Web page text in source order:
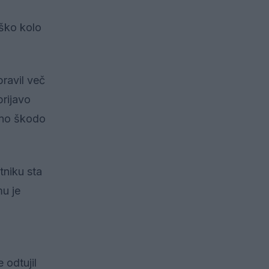
kolo
več
škodo
sta
je
odtujil